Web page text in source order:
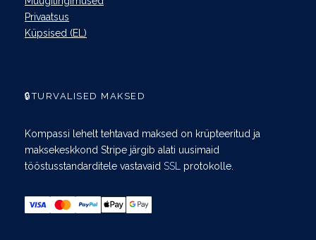
Privaatsus
Küpsised (EL)
🔒TURVALISED MAKSED
Kompassi lehelt tehtavad maksed on krüpteeritud ja
maksekeskkond Stripe järgib alati uusimaid
tööstusstandarditele vastavaid SSL protokolle.